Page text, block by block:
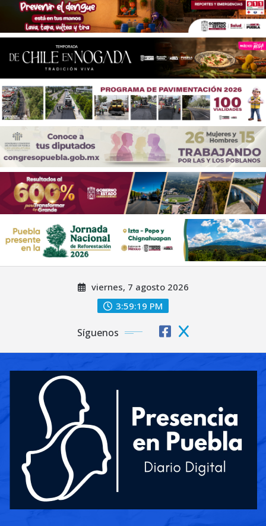
viernes, 7 agosto 2026
3:59:21 PM
Síguenos